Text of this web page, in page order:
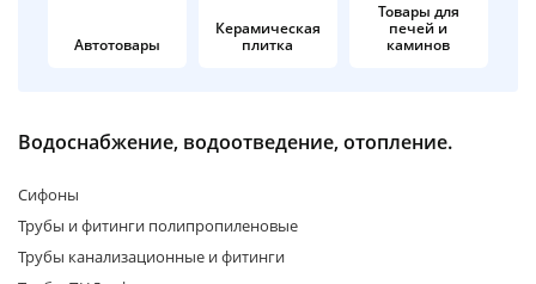
Автотовары
Керамическая
плитка
Товары для
печей и
каминов
Водоснабжение, водоотведение, отопление.
Сифоны
Трубы и фитинги полипропиленовые
Трубы канализационные и фитинги